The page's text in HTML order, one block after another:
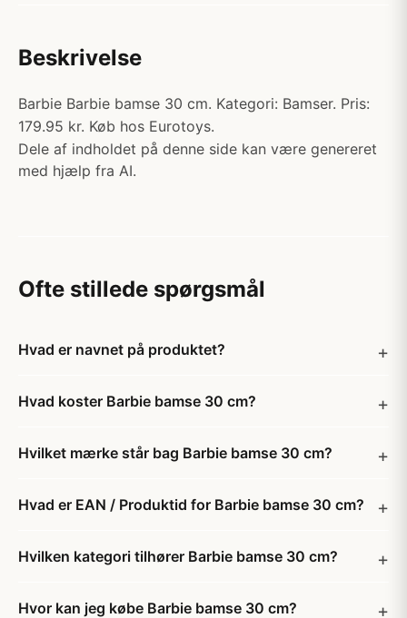
Beskrivelse
Barbie Barbie bamse 30 cm. Kategori: Bamser. Pris:
179.95 kr. Køb hos Eurotoys.
Dele af indholdet på denne side kan være genereret
med hjælp fra AI.
Ofte stillede spørgsmål
Hvad er navnet på produktet?
Hvad koster Barbie bamse 30 cm?
Hvilket mærke står bag Barbie bamse 30 cm?
Hvad er EAN / Produktid for Barbie bamse 30 cm?
Hvilken kategori tilhører Barbie bamse 30 cm?
Hvor kan jeg købe Barbie bamse 30 cm?